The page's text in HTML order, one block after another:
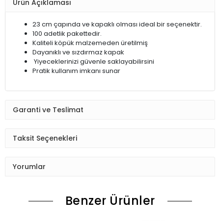
Ürün Açıklaması
23 cm çapında ve kapaklı olması ideal bir seçenektir.
100 adetlik pakettedir.
Kaliteli köpük malzemeden üretilmiş
Dayanıklı ve sızdırmaz kapak
Yiyeceklerinizi güvenle saklayabilirsini
Pratik kullanım imkanı sunar
Garanti ve Teslimat
Taksit Seçenekleri
Yorumlar
Benzer Ürünler